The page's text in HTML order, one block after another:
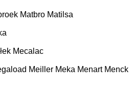
Matbro Matilsa
Mecalac
Meiller Meka Menart Menck